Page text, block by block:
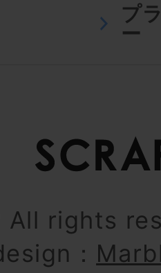
プ
ー
All rights
：